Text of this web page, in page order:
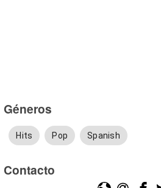
Géneros
Hits Pop Spanish
Contacto